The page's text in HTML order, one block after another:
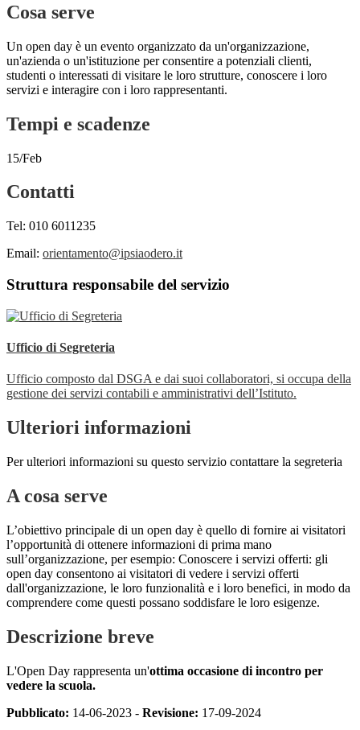
Cosa serve
Un open day è un evento organizzato da un'organizzazione,
un'azienda o un'istituzione per consentire a potenziali clienti,
studenti o interessati di visitare le loro strutture, conoscere i loro
servizi e interagire con i loro rappresentanti.
Tempi e scadenze
15/Feb
Contatti
Tel: 010 6011235
Email: orientamento@ipsiaodero.it
Struttura responsabile del servizio
Ufficio di Segreteria
Ufficio composto dal DSGA e dai suoi collaboratori, si occupa della
gestione dei servizi contabili e amministrativi dell’Istituto.
Ulteriori informazioni
Per ulteriori informazioni su questo servizio contattare la segreteria
A cosa serve
L’obiettivo principale di un open day è quello di fornire ai visitatori
l’opportunità di ottenere informazioni di prima mano
sull’organizzazione, per esempio: Conoscere i servizi offerti: gli
open day consentono ai visitatori di vedere i servizi offerti
dall'organizzazione, le loro funzionalità e i loro benefici, in modo da
comprendere come questi possano soddisfare le loro esigenze.
Descrizione breve
L'Open Day rappresenta un'ottima occasione di incontro per
vedere la scuola.
Pubblicato: 14-06-2023 - Revisione: 17-09-2024